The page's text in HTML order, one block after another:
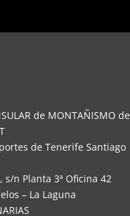
de MONTAÑISMO de
de Tenerife Santiago
s/n Planta 3ª Oficina 42
– La Laguna